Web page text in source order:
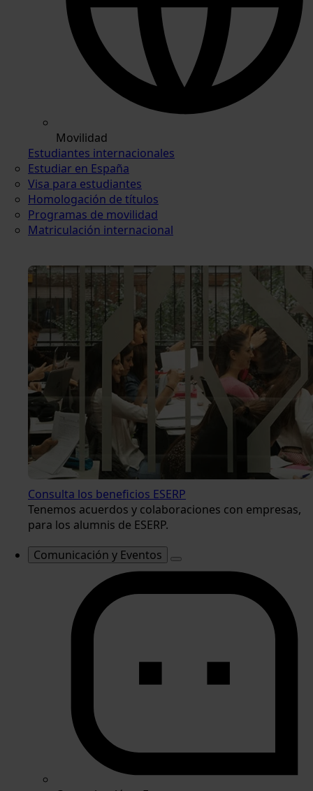
Movilidad
Estudiantes internacionales
Estudiar en España
Visa para estudiantes
Homologación de títulos
Programas de movilidad
Matriculación internacional
Consulta los beneficios ESERP
Tenemos acuerdos y colaboraciones con empresas,
para los alumnis de ESERP.
Comunicación y Eventos